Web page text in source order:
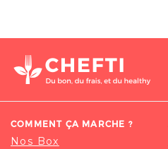
COMMENT ÇA MARCHE ?
Nos Box